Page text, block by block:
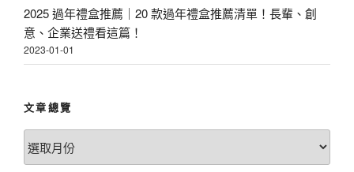
2025 過年禮盒推薦｜20 款過年禮盒推薦清單！長輩、創
意、企業送禮看這篇！
2023-01-01
文章總覽
文
章